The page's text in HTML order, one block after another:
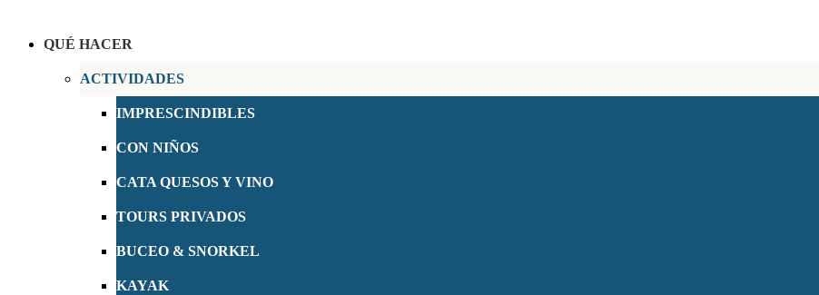
QUÉ HACER
ACTIVIDADES
IMPRESCINDIBLES
CON NIÑOS
CATA QUESOS Y VINO
TOURS PRIVADOS
BUCEO & SNORKEL
KAYAK